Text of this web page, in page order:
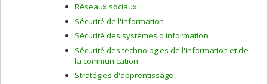
Réseaux sociaux
Sécurité de l'information
Sécurité des systèmes d'information
Sécurité des technologies de l'information et de
la communication
Stratégies d'apprentissage